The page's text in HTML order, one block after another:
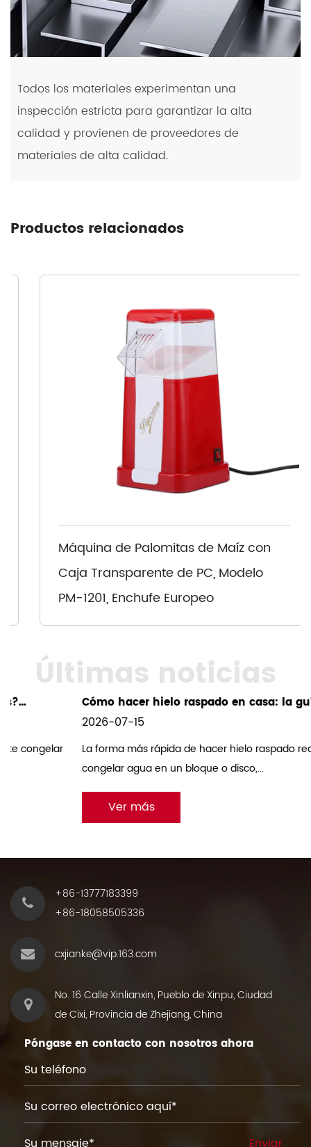
Todos los materiales experimentan una
inspección estricta para garantizar la alta
calidad y provienen de proveedores de
materiales de alta calidad.
Productos relacionados
Máquina de Palomitas de Maíz con
Caja Transparente de PC, Modelo
PM-1201, Enchufe Europeo
Últimas noticias
Cómo hacer hielo raspado en casa: la guía
definitiva para máquinas de afeitar de hielo
La forma más rápida de hacer hielo raspado real en casa es
congelar agua en un bloque o disco,...
+86-13777183399
+86-18058505336
cxjianke@vip.163.com
No. 16 Calle Xinlianxin, Pueblo de Xinpu, Ciudad
de Cixi, Provincia de Zhejiang, China
Póngase en contacto con nosotros ahora